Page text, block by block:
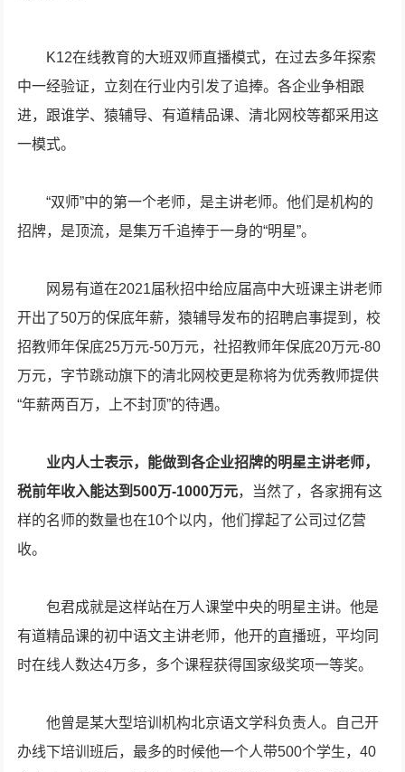
K12在线教育的大班双师直播模式，在过去多年探索
中一经验证，立刻在行业内引发了追捧。各企业争相跟
进，跟谁学、猿辅导、有道精品课、清北网校等都采用这
一模式。
“双师”中的第一个老师，是主讲老师。他们是机构的
招牌，是顶流，是集万千追捧于一身的“明星”。
网易有道在2021届秋招中给应届高中大班课主讲老师
开出了50万的保底年薪，猿辅导发布的招聘启事提到，校
招教师年保底25万元-50万元，社招教师年保底20万元-80
万元，字节跳动旗下的清北网校更是称将为优秀教师提供
“年薪两百万，上不封顶”的待遇。
业内人士表示，能做到各企业招牌的明星主讲老师，
税前年收入能达到500万-1000万元，当然了，各家拥有这
样的名师的数量也在10个以内，他们撑起了公司过亿营
收。
包君成就是这样站在万人课堂中央的明星主讲。他是
有道精品课的初中语文主讲老师，他开的直播班，平均同
时在线人数达4万多，多个课程获得国家级奖项一等奖。
他曾是某大型培训机构北京语文学科负责人。自己开
办线下培训班后，最多的时候他一个人带500个学生，40